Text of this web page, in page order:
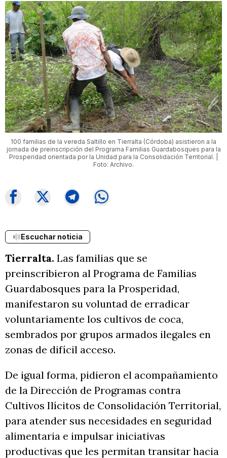
100 familias de la vereda Saltillo en Tierralta (Córdoba) asistieron a la
jornada de preinscripción del Programa Familias Guardabosques para la
Prosperidad orientada por la Unidad para la Consolidación Territorial. |
Foto: Archivo.
Escuchar noticia
Tierralta. Las familias que se
preinscribieron al Programa de Familias
Guardabosques para la Prosperidad,
manifestaron su voluntad de erradicar
voluntariamente los cultivos de coca,
sembrados por grupos armados ilegales en
zonas de difícil acceso.
De igual forma, pidieron el acompañamiento
de la Dirección de Programas contra
Cultivos Ilícitos de Consolidación Territorial,
para atender sus necesidades en seguridad
alimentaria e impulsar iniciativas
productivas que les permitan transitar hacia